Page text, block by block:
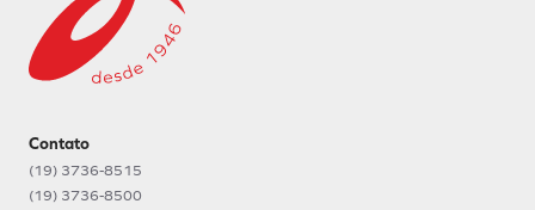
Contato
(19) 3736-8515
(19) 3736-8500